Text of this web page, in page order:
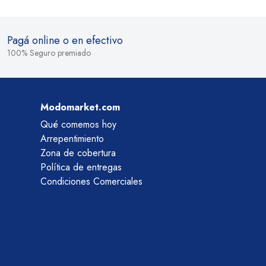
Pagá online o en efectivo
100% Seguro premiado
Modomarket.com
Qué comemos hoy
Arrepentimiento
Zona de cobertura
Política de entregas
Condiciones Comerciales